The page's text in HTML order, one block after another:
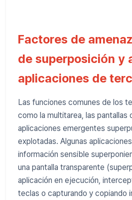
Factores de
de superposición y
aplicaciones de
Las funciones comunes de los
como la multitarea, las pantallas
aplicaciones emergentes
explotadas. Algunas
información sensible
una pantalla transparente
aplicación en ejecución,
teclas o capturando y copiando